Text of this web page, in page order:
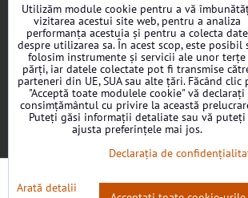
Declarația
Utilizăm module cookie pentru a vă
vizitarea acestui site web, pentru a analiza
performanța acestuia și pentru a colecta date
despre utilizarea sa. În acest scop, este posibil
folosim instrumente și servicii ale unor terțe
părți, iar datele colectate pot fi transmise
parteneri din UE, SUA sau alte țări. Făcând clic
"Acceptă toate modulele cookie" vă declarați
consimțământul cu privire la această
Puteți găsi informații detaliate sau vă puteți
ajusta preferințele mai jos.
Declarația de
Arată detalii